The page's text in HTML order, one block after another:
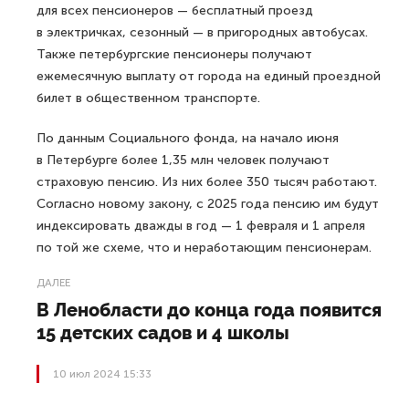
для всех пенсионеров — бесплатный проезд
в электричках, сезонный — в пригородных автобусах.
Также петербургские пенсионеры получают
ежемесячную выплату от города на единый проездной
билет в общественном транспорте.
По данным Социального фонда, на начало июня
в Петербурге более 1,35 млн человек получают
страховую пенсию. Из них более 350 тысяч работают.
Согласно новому закону, с 2025 года пенсию им будут
индексировать дважды в год — 1 февраля и 1 апреля
по той же схеме, что и неработающим пенсионерам.
ДАЛЕЕ
В Ленобласти до конца года появится
15 детских садов и 4 школы
10 июл 2024 15:33